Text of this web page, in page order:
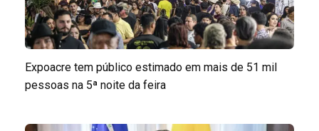
Expoacre tem público estimado em mais de 51 mil
pessoas na 5ª noite da feira